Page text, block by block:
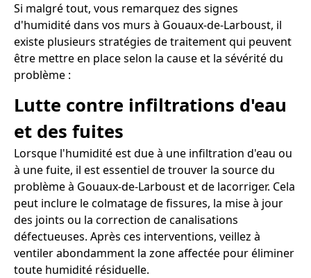
Si malgré tout, vous remarquez des signes
d'humidité dans vos murs à Gouaux-de-Larboust, il
existe plusieurs stratégies de traitement qui peuvent
être mettre en place selon la cause et la sévérité du
problème :
Lutte contre infiltrations d'eau
et des fuites
Lorsque l'humidité est due à une infiltration d'eau ou
à une fuite, il est essentiel de trouver la source du
problème à Gouaux-de-Larboust et de lacorriger. Cela
peut inclure le colmatage de fissures, la mise à jour
des joints ou la correction de canalisations
défectueuses. Après ces interventions, veillez à
ventiler abondamment la zone affectée pour éliminer
toute humidité résiduelle.